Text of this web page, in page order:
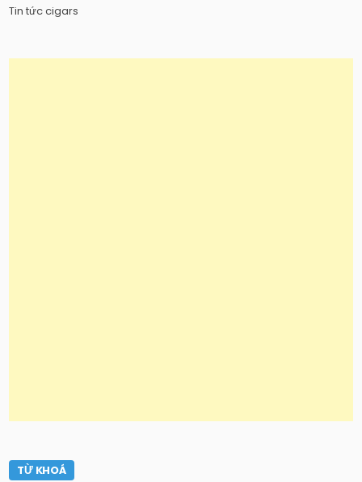
Tin tức cigars
TỪ KHOÁ